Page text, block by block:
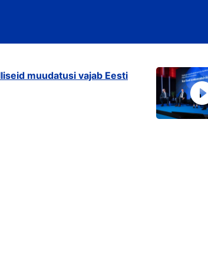
muudatusi vajab Eesti